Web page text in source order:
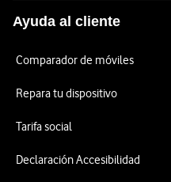
Ayuda al cliente
Comparador de móviles
Repara tu dispositivo
Tarifa social
Declaración Accesibilidad